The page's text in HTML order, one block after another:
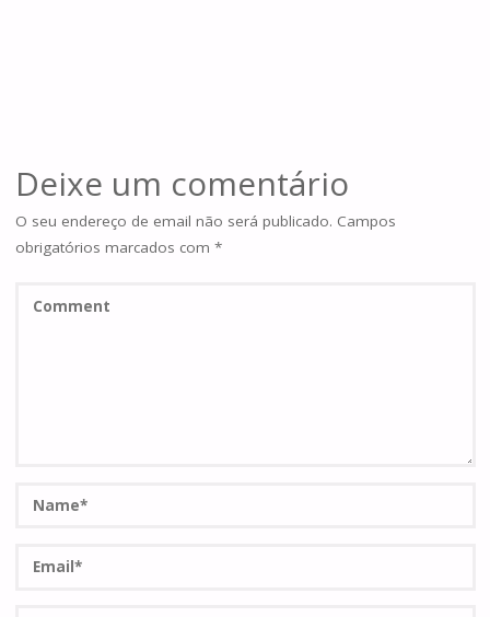
Deixe um comentário
O seu endereço de email não será publicado. Campos
obrigatórios marcados com *